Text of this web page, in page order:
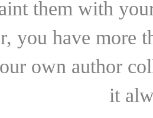
them with
you have more
own author
it